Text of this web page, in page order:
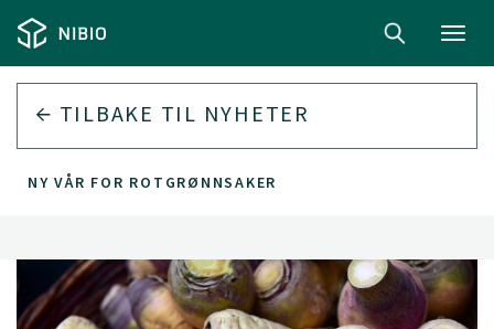
TILBAKE TIL NYHETER
NY VÅR FOR ROTGRØNNSAKER